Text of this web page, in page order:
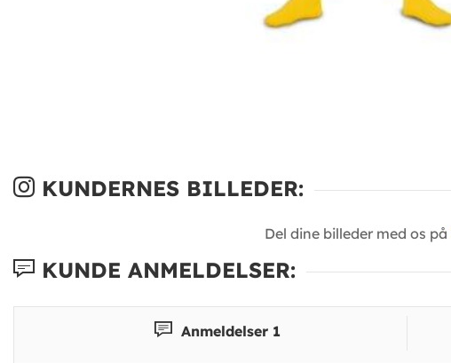
KUNDERNES BILLEDER:
Del dine billeder med os på
KUNDE ANMELDELSER:
Anmeldelser 1